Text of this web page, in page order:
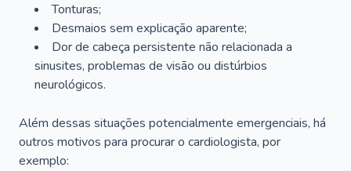
Tonturas;
Desmaios sem explicação aparente;
Dor de cabeça persistente não relacionada a
sinusites, problemas de visão ou distúrbios
neurológicos.
Além dessas situações potencialmente emergenciais, há
outros motivos para procurar o cardiologista, por
exemplo: